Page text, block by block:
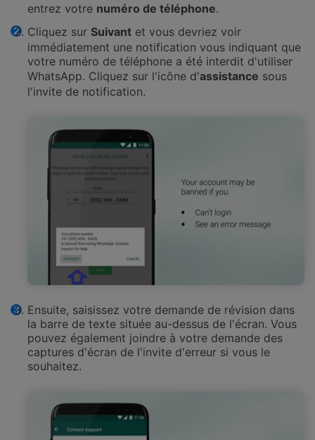
entrez votre numéro de téléphone.
Cliquez sur Suivant et vous devriez voir
immédiatement une notification vous indiquant que
votre numéro de téléphone a été interdit d'utiliser
WhatsApp. Cliquez sur l'icône d'assistance sous
l'invite de notification.
Ensuite, saisissez votre demande de révision dans
la barre de texte située au-dessus de l'écran. Vous
pouvez également joindre à votre demande des
captures d'écran de l'invite d'erreur si vous le
souhaitez.